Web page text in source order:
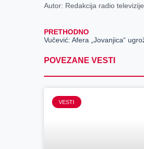
Autor: Redakcija radio
PRETHODNO
POVEZANE VESTI
VESTI